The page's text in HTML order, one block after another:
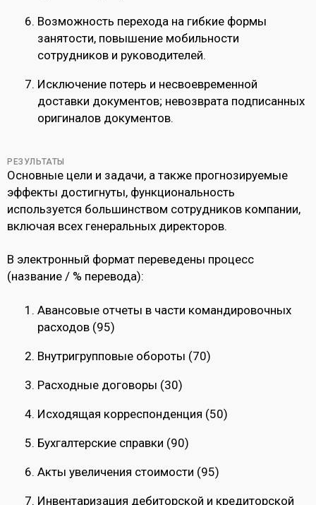
Возможность перехода на гибкие формы
занятости, повышение мобильности
сотрудников и руководителей.
Исключение потерь и несвоевременной
доставки документов; невозврата подписанных
оригиналов документов.
РЕЗУЛЬТАТЫ
Основные цели и задачи, а также прогнозируемые
эффекты достигнуты, функциональность
используется большинством сотрудников компании,
включая всех генеральных директоров.
В электронный формат переведены процесс
(название / % перевода):
Авансовые отчеты в части командировочных
расходов (95)
Внутригрупповые обороты (70)
Расходные договоры (30)
Исходящая корреспонденция (50)
Бухгалтерские справки (90)
Акты увеличения стоимости (95)
Инвентаризация дебиторской и кредиторской